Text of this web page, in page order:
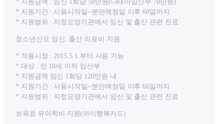
* 지원금액 : 임신 1회당 50만원(다태아임산부 70만원)
* 지원기간 : 사용시작일~분만예정일 이후 60일까지
* 지원범위 : 지정요양기관에서 임신 및 출산 관련 진료
청소년산모 임신, 출산 의료비 지원
* 적용시점 : 2015.5.1.부터 사용 가능
* 대상 : 만 18세 이하 임산부
* 지원금액 임신 1회당 120만원 내
* 지원기간 : 사용시작일~분만예정일 이후 60일까지
* 지원범위 : 지정요양기관에서 임신 및 출산 관련 진료
보육료 유아학비 지원(아이행복카드)